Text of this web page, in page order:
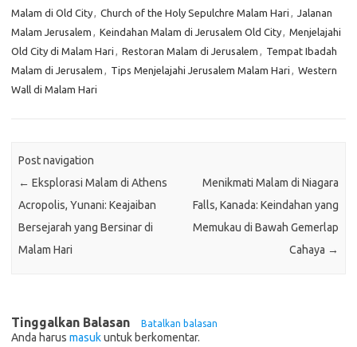
Malam di Old City, Church of the Holy Sepulchre Malam Hari , Jalanan
Malam Jerusalem , Keindahan Malam di Jerusalem Old City, Menjelajahi
Old City di Malam Hari , Restoran Malam di Jerusalem , Tempat Ibadah
Malam di Jerusalem , Tips Menjelajahi Jerusalem Malam Hari , Western
Wall di Malam Hari
Post navigation
← Eksplorasi Malam di Athens
Acropolis, Yunani: Keajaiban
Bersejarah yang Bersinar di
Malam Hari
Menikmati Malam di Niagara
Falls, Kanada: Keindahan yang
Memukau di Bawah Gemerlap
Cahaya →
Tinggalkan Balasan Batalkan balasan
Anda harus masukuntuk berkomentar.